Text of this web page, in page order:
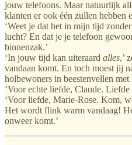
jouw telefoons. Maar natuurlijk
klanten er ook één zullen hebben
‘Weet je dat het in mijn tijd
lucht? En dat je je telefoon
binnenzak.’
‘In jouw tijd kan uiteraard alles,’
vandaan komt. En toch moest jij
holbewoners in beestenvellen
‘Voor echte liefde, Claude. Liefde
‘Voor liefde, Marie-Rose. Kom,
Het wordt flink warm vandaag!
onweer komt.’